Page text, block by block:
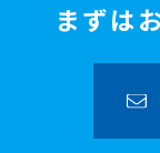
まずは